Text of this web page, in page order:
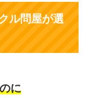
ル問屋が選
に